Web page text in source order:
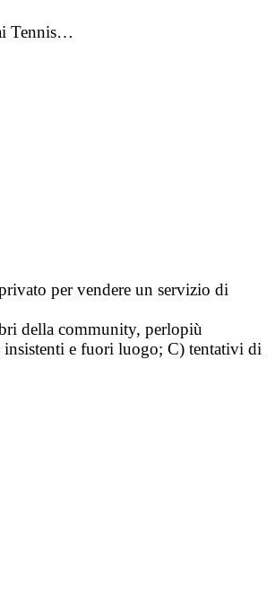
Tennis…
per vendere un servizio di
della community, perlopiù
insistenti e fuori luogo; C) tentativi di